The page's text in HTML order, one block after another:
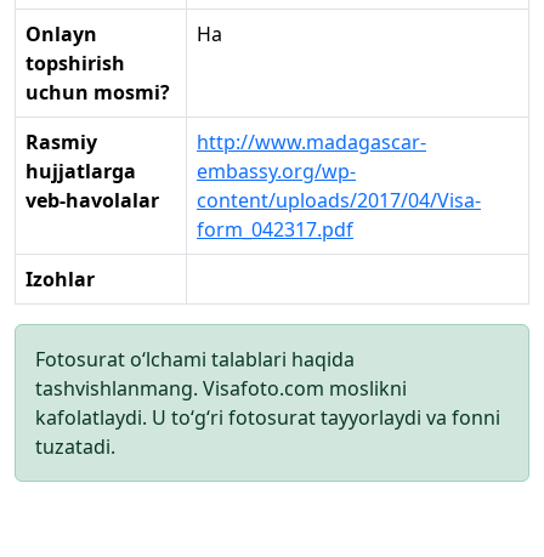
Onlayn
topshirish
uchun mosmi?
Ha
Rasmiy
hujjatlarga
veb-havolalar
http://www.madagascar-
embassy.org/wp-
content/uploads/2017/04/Visa-
form_042317.pdf
Izohlar
Fotosurat o‘lchami talablari haqida
tashvishlanmang. Visafoto.com moslikni
kafolatlaydi. U to‘g‘ri fotosurat tayyorlaydi va fonni
tuzatadi.